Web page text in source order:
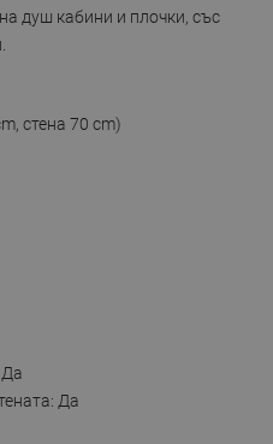
душ кабини и плочки, със
стена 70 cm)
Да
Да